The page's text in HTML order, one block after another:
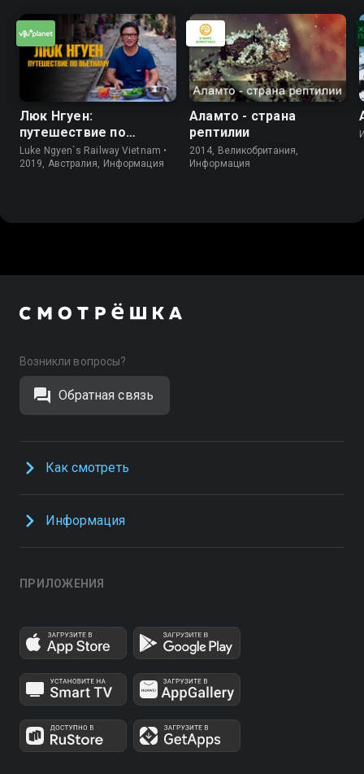
Люк Нгуен:
путешествие по
Вьетнаму
Luke Ngyen`s Railway Vietnam •
2019, Австралия, Информация
Аламто - страна
рептилии
2014, Великобритания,
Информация
Возникли вопросы?
Обратная связь
Как смотреть
Информация
ПРИЛОЖЕНИЯ